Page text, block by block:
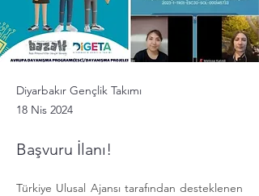
Diyarbakır Gençlik Takımı
18 Nis 2024
Başvuru İlanı!
Türkiye Ulusal Ajansı tarafından desteklenen